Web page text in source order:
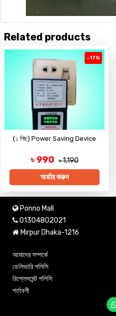
Related products
-17%
(১ পিছ) Power Saving Device
৳ 990 ৳ 1,190
অর্ডার করুন
Ponno Mall
01304802021
Mirpur Dhaka-1216
আমাদের সম্পর্কে
ডেলিভারি পলিসি
রিপ্লেসমেন্ট পলিসি
শর্তাবলী